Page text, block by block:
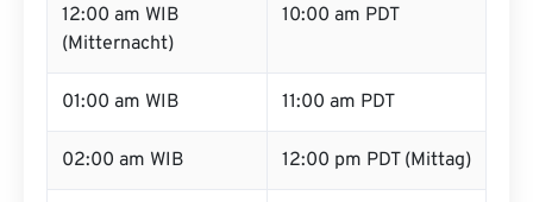
12:00 am WIB
(Mitternacht)
10:00 am PDT
01:00 am WIB 11:00 am PDT
02:00 am WIB 12:00 pm PDT (Mittag)